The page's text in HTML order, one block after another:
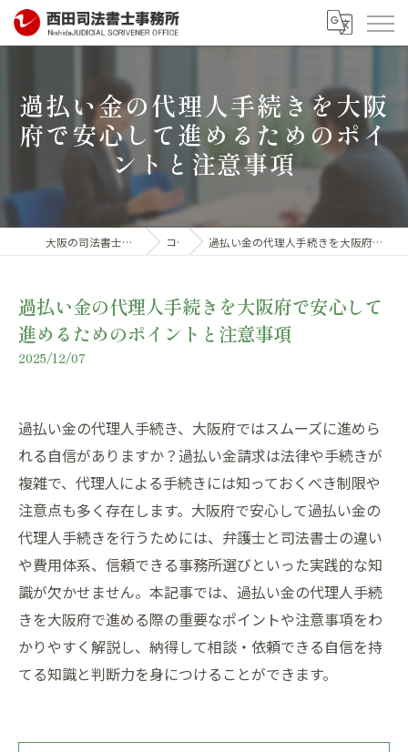
過払い金の代理人手続きを大阪
府で安心して進めるためのポイ
ントと注意事項
大阪の司法書士なら西田司法書士事務所 コラム 過払い金の代理人手続きを大阪府で安心して進めるためのポイントと注意事項
過払い金の代理人手続きを大阪府で安心して
進めるためのポイントと注意事項
2025/12/07
過払い金の代理人手続き、大阪府ではスムーズに進めら
れる自信がありますか？過払い金請求は法律や手続きが
複雑で、代理人による手続きには知っておくべき制限や
注意点も多く存在します。大阪府で安心して過払い金の
代理人手続きを行うためには、弁護士と司法書士の違い
や費用体系、信頼できる事務所選びといった実践的な知
識が欠かせません。本記事では、過払い金の代理人手続
きを大阪府で進める際の重要なポイントや注意事項をわ
かりやすく解説し、納得して相談・依頼できる自信を持
てる知識と判断力を身につけることができます。